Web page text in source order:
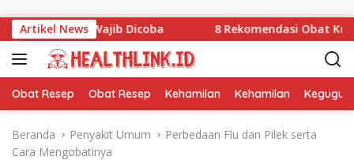
Artikel News
yang Wajib Dicoba 8 Rekomendasi Obat Kuat Pria
Obat Resep Obat Resep Kehamilan Kehamilan
Beranda Penyakit Umum
Perbedaan Flu dan Pilek serta
Cara Mengobatinya